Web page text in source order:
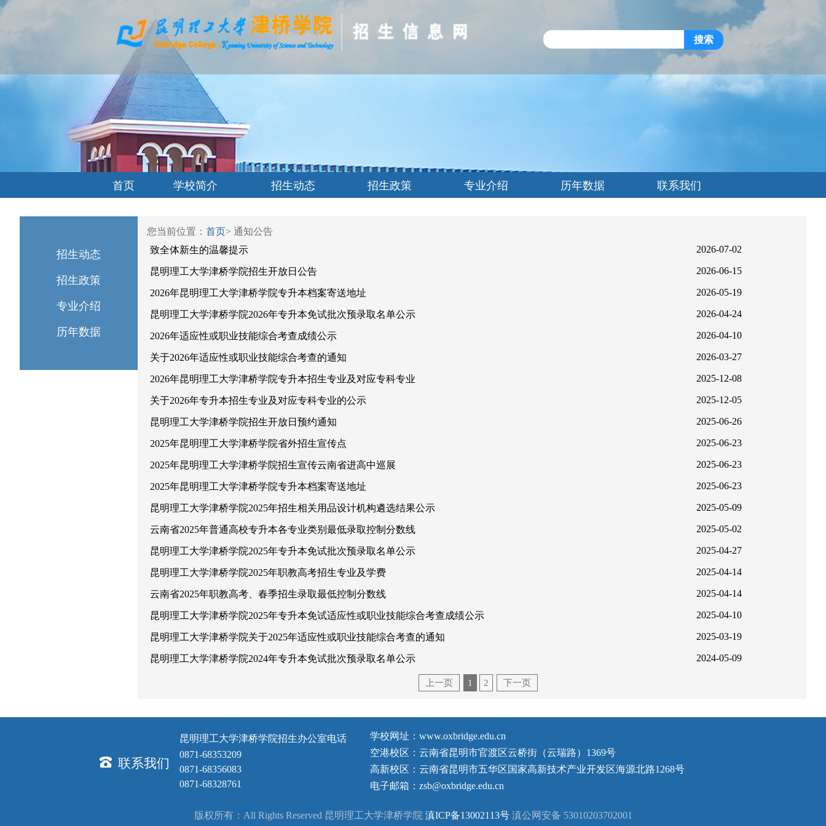
搜索
首页 学校简介 招生动态 招生政策 专业介绍 历年数据 联系我们
招生动态
招生政策
专业介绍
历年数据
您当前位置： 首页> 通知公告
致全体新生的温馨提示
2026-07-02
昆明理工大学津桥学院招生开放日公告 2026-06-15
2026年昆明理工大学津桥学院专升本档案寄送地址 2026-05-19
昆明理工大学津桥学院2026年专升本免试批次预录取名单公示 2026-04-24
2026年适应性或职业技能综合考查成绩公示 2026-04-10
关于2026年适应性或职业技能综合考查的通知 2026-03-27
2026年昆明理工大学津桥学院专升本招生专业及对应专科专业 2025-12-08
关于2026年专升本招生专业及对应专科专业的公示 2025-12-05
昆明理工大学津桥学院招生开放日预约通知 2025-06-26
2025年昆明理工大学津桥学院省外招生宣传点 2025-06-23
2025年昆明理工大学津桥学院招生宣传云南省进高中巡展 2025-06-23
2025年昆明理工大学津桥学院专升本档案寄送地址 2025-06-23
昆明理工大学津桥学院2025年招生相关用品设计机构遴选结果公示 2025-05-09
云南省2025年普通高校专升本各专业类别最低录取控制分数线 2025-05-02
昆明理工大学津桥学院2025年专升本免试批次预录取名单公示 2025-04-27
昆明理工大学津桥学院2025年职教高考招生专业及学费 2025-04-14
云南省2025年职教高考、春季招生录取最低控制分数线 2025-04-14
昆明理工大学津桥学院2025年专升本免试适应性或职业技能综合考查成绩公示 2025-04-10
昆明理工大学津桥学院关于2025年适应性或职业技能综合考查的通知 2025-03-19
昆明理工大学津桥学院2024年专升本免试批次预录取名单公示 2024-05-09
上一页 1 2 下一页
联系我们
昆明理工大学津桥学院招生办公室电话
0871-68353209
0871-68356083
0871-68328761
学校网址：www.oxbridge.edu.cn
空港校区：云南省昆明市官渡区云桥街（云瑞路）1369号
高新校区：云南省昆明市五华区国家高新技术产业开发区海源北路1268号
电子邮箱：zsb@oxbridge.edu.cn
版权所有：All Rights Reserved 昆明理工大学津桥学院 滇ICP备13002113号滇公网安备 53010203702001